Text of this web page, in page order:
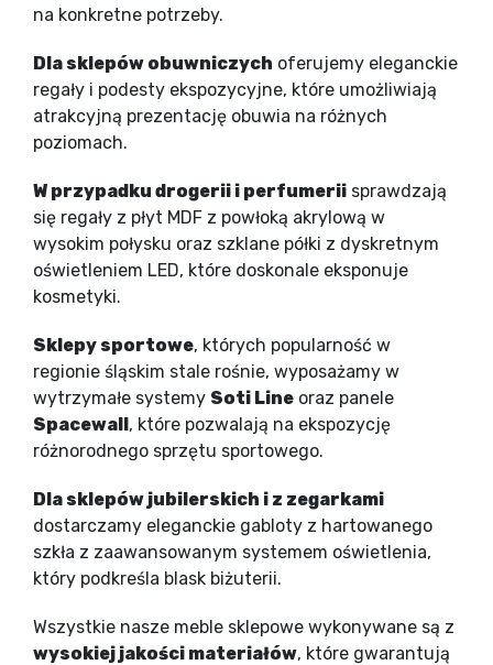
na konkretne potrzeby.
Dla sklepów obuwniczych oferujemy eleganckie
regały i podesty ekspozycyjne, które umożliwiają
atrakcyjną prezentację obuwia na różnych
poziomach.
W przypadku drogerii i perfumerii sprawdzają
się regały z płyt MDF z powłoką akrylową w
wysokim połysku oraz szklane półki z dyskretnym
oświetleniem LED, które doskonale eksponuje
kosmetyki.
Sklepy sportowe, których popularność w
regionie śląskim stale rośnie, wyposażamy w
wytrzymałe systemy Soti Line oraz panele
Spacewall, które pozwalają na ekspozycję
różnorodnego sprzętu sportowego.
Dla sklepów jubilerskich i z zegarkami
dostarczamy eleganckie gabloty z hartowanego
szkła z zaawansowanym systemem oświetlenia,
który podkreśla blask biżuterii.
Wszystkie nasze meble sklepowe wykonywane są z
wysokiej jakości materiałów, które gwarantują